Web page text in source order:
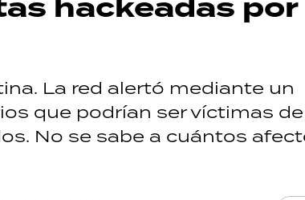
hackeadas por
La red alertó mediante un
que podrían ser víctimas
No se sabe a cuántos